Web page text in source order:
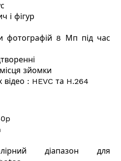
і фігур
фотографій 8 Мп під час
зйомки
: HEVC та H.264
діапазон для